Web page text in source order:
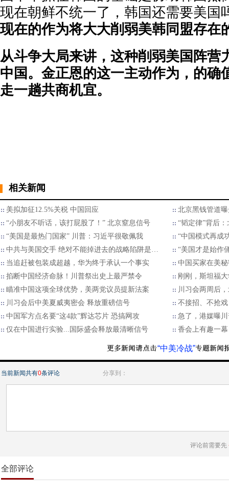
现在朝鲜不统一了，韩国还需要美国
现在的作为将大大削弱美韩同盟存在
从斗争大局来讲，这种削弱美国阵营
中国。金正恩的这一主动作为，的确
走一趟共商机宜。
相关新闻
美拟加征12.5%关税 中国回应
北京黑钱管道
“小朋友不听话，该打屁股了！” 北京窒息信号
“韬定律”背后
“美国是最热门国家” 川普：习近平很敬佩我
“中国模式再成
中共与美国交手 绝对不能掉进去的战略陷阱是…
“美国才是始作
当追赶被包装成超越，华为终于承认一个事实
中国买家在美
掐断中国经济命脉！川普祭出史上最严禁令
刚刚，斯坦福
瞄准中国这项全球优势，美两党议员提新法案
川习会两周后
川习会后中美夏威夷密会 释放重磅信号
不接招、不抢
中国军方点名要“这4款”辉达芯片 恐搞网攻
急了，港媒曝
仅在中国进行实验...国际盛会释放最清晰信号
香会上有趣一
“中美冷战”
当前新闻共有0条评论 分享到：
评论前需要先
全部评论